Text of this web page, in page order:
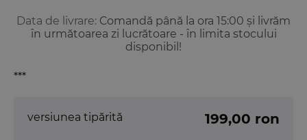
***
Data de livrare: Comandă până la ora 15:00 și livrăm
în următoarea zi lucrătoare - în limita stocului
disponibil!
versiunea tipărită 199,00 ron